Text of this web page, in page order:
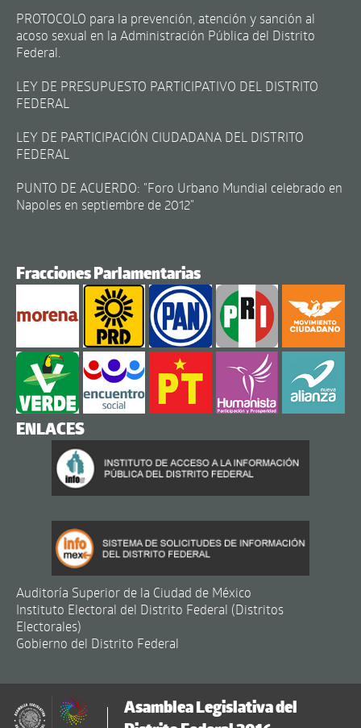
PROTOCOLO para la prevención, atención y sanción al
acoso sexual en la Administración Pública del Distrito
Federal.
LEY DE PRESUPUESTO PARTICIPATIVO DEL DISTRITO
FEDERAL
LEY DE PARTICIPACIÓN CIUDADANA DEL DISTRITO
FEDERAL
PUNTO DE ACUERDO: "Foro Urbano Mundial celebrado en
Napoles en septiembre de 2012"
Fracciones Parlamentarias
ENLACES
Auditoría Superior de la Ciudad de México
Instituto Electoral del Distrito Federal (Distritos
Electorales)
Gobierno del Distrito Federal
Asamblea Legislativa del